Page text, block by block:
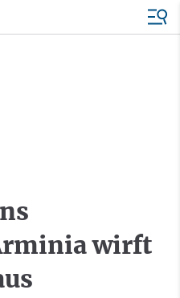
wirft